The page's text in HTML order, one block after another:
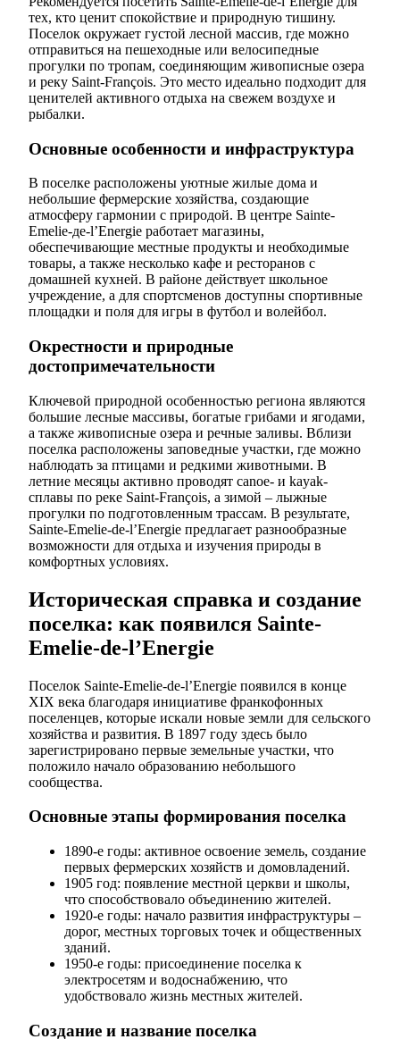
тех, кто ценит спокойствие и природную тишину.
Поселок окружает густой лесной массив, где можно
отправиться на пешеходные или велосипедные
прогулки по тропам, соединяющим живописные озера
и реку Saint-François. Это место идеально подходит для
ценителей активного отдыха на свежем воздухе и
рыбалки.
Основные особенности и инфраструктура
В поселке расположены уютные жилые дома и
небольшие фермерские хозяйства, создающие
атмосферу гармонии с природой. В центре Sainte-
Emelie-де-l’Energie работает магазины,
обеспечивающие местные продукты и необходимые
товары, а также несколько кафе и ресторанов с
домашней кухней. В районе действует школьное
учреждение, а для спортсменов доступны спортивные
площадки и поля для игры в футбол и волейбол.
Окрестности и природные
достопримечательности
Ключевой природной особенностью региона являются
большие лесные массивы, богатые грибами и ягодами,
а также живописные озера и речные заливы. Вблизи
поселка расположены заповедные участки, где можно
наблюдать за птицами и редкими животными. В
летние месяцы активно проводят canoe- и kayak-
сплавы по реке Saint-François, а зимой – лыжные
прогулки по подготовленным трассам. В результате,
Sainte-Emelie-de-l’Energie предлагает разнообразные
возможности для отдыха и изучения природы в
комфортных условиях.
Историческая справка и создание
поселка: как появился Sainte-
Emelie-de-l’Energie
Поселок Sainte-Emelie-de-l’Energie появился в конце
XIX века благодаря инициативе франкофонных
поселенцев, которые искали новые земли для сельского
хозяйства и развития. В 1897 году здесь было
зарегистрировано первые земельные участки, что
положило начало образованию небольшого
сообщества.
Основные этапы формирования поселка
1890-е годы: активное освоение земель, создание
первых фермерских хозяйств и домовладений.
1905 год: появление местной церкви и школы,
что способствовало объединению жителей.
1920-е годы: начало развития инфраструктуры –
дорог, местных торговых точек и общественных
зданий.
1950-е годы: присоединение поселка к
электросетям и водоснабжению, что
удобствовало жизнь местных жителей.
Создание и название поселка